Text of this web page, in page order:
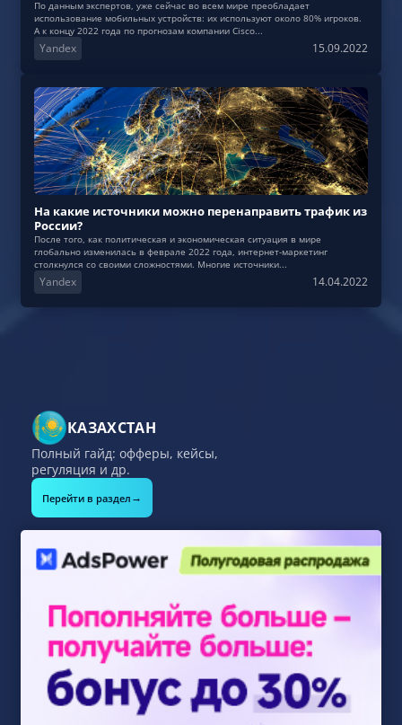
По данным экспертов, уже сейчас во всем мире преобладает
использование мобильных устройств: их используют около 80% игроков.
А к концу 2022 года по прогнозам компании Cisco...
Yandex 15.09.2022
На какие источники можно перенаправить трафик из
России?
После того, как политическая и экономическая ситуация в мире
глобально изменилась в феврале 2022 года, интернет-маркетинг
столкнулся со своими сложностями. Многие источники...
Yandex 14.04.2022
КАЗАХСТАН
Полный гайд: офферы, кейсы,
регуляция и др.
Перейти в раздел →